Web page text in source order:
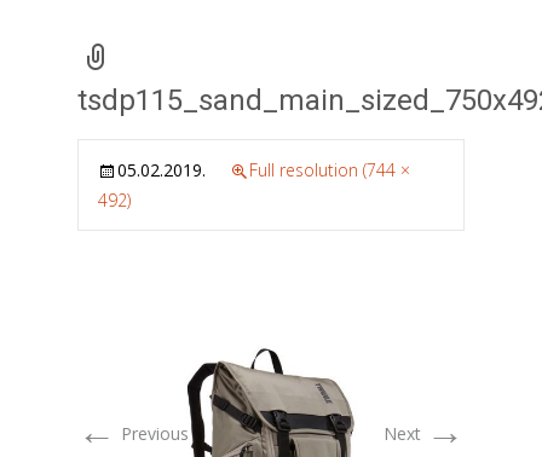
05.02.2019.
Full resolution (744 ×
492)
← Previous Next →